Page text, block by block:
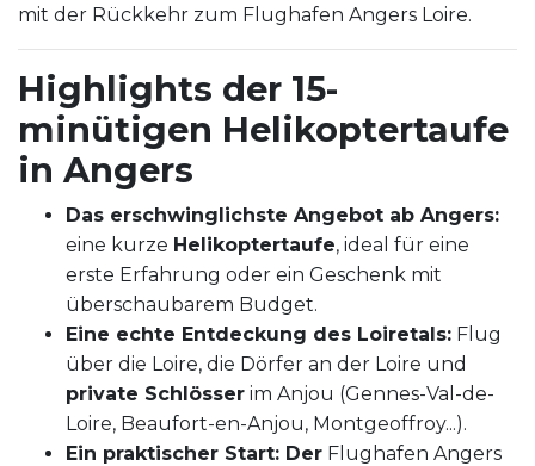
mit der Rückkehr zum Flughafen Angers Loire.
Highlights der 15-
minütigen Helikoptertaufe
in Angers
Das erschwinglichste Angebot ab Angers:
eine kurze Helikoptertaufe, ideal für eine
erste Erfahrung oder ein Geschenk mit
überschaubarem Budget.
Eine echte Entdeckung des Loiretals: Flug
über die Loire, die Dörfer an der Loire und
private Schlösser im Anjou (Gennes-Val-de-
Loire, Beaufort-en-Anjou, Montgeoffroy...).
Ein praktischer Start: Der Flughafen Angers